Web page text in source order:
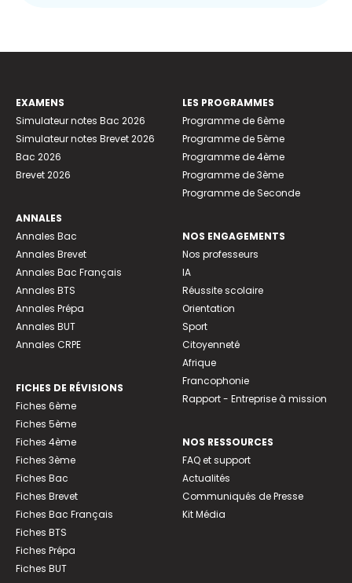
EXAMENS
Simulateur notes Bac 2026
Simulateur notes Brevet 2026
Bac 2026
Brevet 2026
ANNALES
Annales Bac
Annales Brevet
Annales Bac Français
Annales BTS
Annales Prépa
Annales BUT
Annales CRPE
FICHES DE RÉVISIONS
Fiches 6ème
Fiches 5ème
Fiches 4ème
Fiches 3ème
Fiches Bac
Fiches Brevet
Fiches Bac Français
Fiches BTS
Fiches Prépa
Fiches BUT
LES PROGRAMMES
Programme de 6ème
Programme de 5ème
Programme de 4ème
Programme de 3ème
Programme de Seconde
NOS ENGAGEMENTS
Nos professeurs
IA
Réussite scolaire
Orientation
Sport
Citoyenneté
Afrique
Francophonie
Rapport - Entreprise à mission
NOS RESSOURCES
FAQ et support
Actualités
Communiqués de Presse
Kit Média